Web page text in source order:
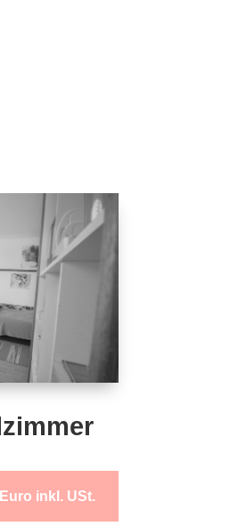
inkl. USt.